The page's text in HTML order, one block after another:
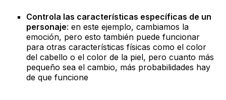
Controla las características específicas de un
personaje: en este ejemplo, cambiamos la
emoción, pero esto también puede funcionar
para otras características físicas como el color
del cabello o el color de la piel, pero cuanto más
pequeño sea el cambio, más probabilidades hay
de que funcione